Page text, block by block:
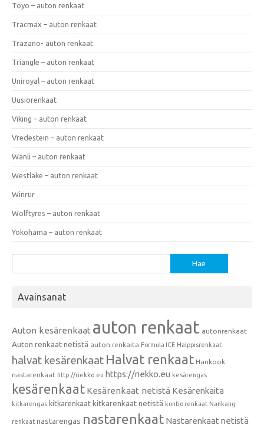
Toyo – auton renkaat
Tracmax – auton renkaat
Trazano- auton renkaat
Triangle – auton renkaat
Uniroyal – auton renkaat
Uusiorenkaat
Viking – auton renkaat
Vredestein – auton renkaat
Wanli – auton renkaat
Westlake – auton renkaat
Winrur
Wolftyres – auton renkaat
Yokohama – auton renkaat
Avainsanat
Auton kesärenkaat auton renkaat autonrenkaat
Auton renkaat netistä auton renkaita Formula ICE Halppisrenkaat
halvat kesärenkaat Halvat renkaat Hankook
nastarenkaat http://riekko.eu https://riekko.eu kesärengas
kesärenkaat Kesärenkaat netistä Kesärenkaita
kitkarengas kitkarenkaat kitkarenkaat netistä kontio renkaat Nankang
renkaat nastarengas nastarenkaat Nastarenkaat netistä